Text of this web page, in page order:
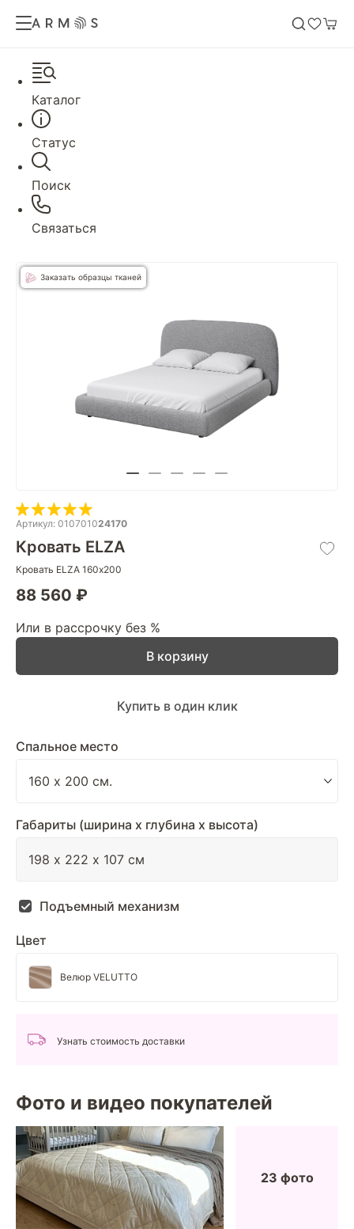
Каталог
Статус
Поиск
Связаться
Заказать образцы тканей
Артикул: 010701024170
Кровать ELZA
Кровать ELZA 160х200
88 560 ₽
Или в рассрочку без %
Спальное место
Габариты (ширина х глубина х высота)
Подъемный механизм
Цвет
Велюр VELUTTO
В корзину
Купить в один клик
Узнать стоимость доставки
Фото и видео покупателей
23 фото